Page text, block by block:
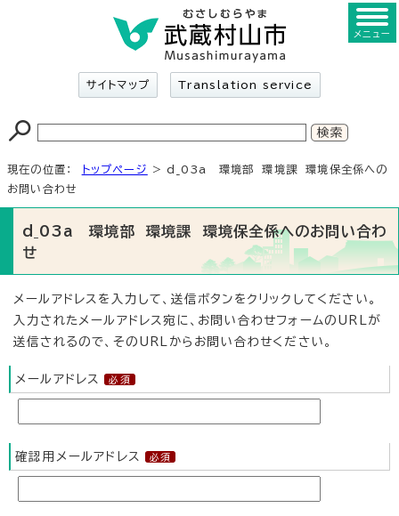
サイトマップ Translation service
メニュー
現在の位置： トップページ
> d_03a 環境部 環境課 環境保全係への
お問い合わせ
d_03a 環境部 環境課 環境保全係へのお問い合わ
せ
メールアドレスを入力して、送信ボタンをクリックしてください。
入力されたメールアドレス宛に、お問い合わせフォームのURLが
送信されるので、そのURLからお問い合わせください。
メールアドレス
確認用メールアドレス